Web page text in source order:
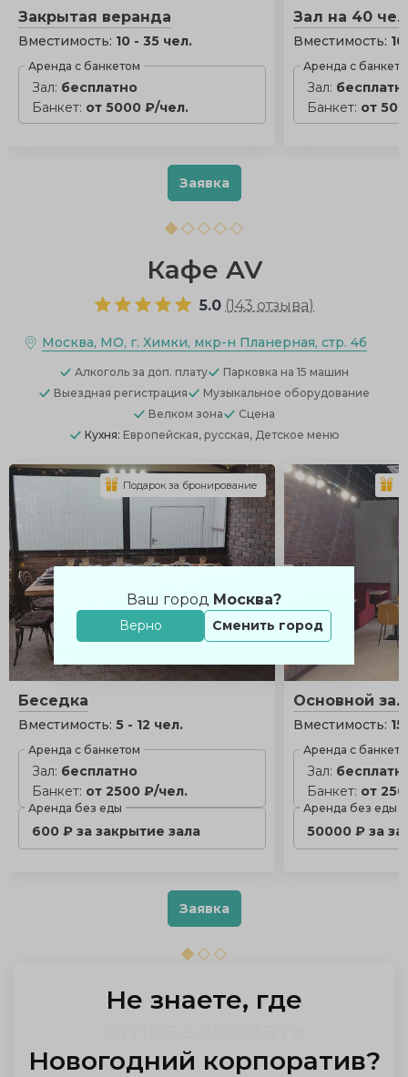
Ваш город Москва?
Верно Сменить город
Закрытая веранда
Вместимость: 10 - 35 чел.
Аренда с банкетом
Зал: бесплатно
Банкет: от 5000 ₽/чел.
Зал на 40
Вместимость:
Аренда с
Зал:
Банкет: от
Заявка
Кафе AV
5.0 (143 отзыва)
Москва, МО, г. Химки, мкр-н Планерная, стр. 4б
Алкоголь за доп. плату Парковка на 15 машин
Выездная регистрация
Музыкальное оборудование
Велком зона
Сцена
Кухня: Европейская, русская, Детское меню
Беседка
Вместимость: 5 - 12 чел.
Аренда с банкетом
Зал: бесплатно
Банкет: от 2500 ₽/чел.
Аренда без еды
600 ₽ за закрытие зала
Подарок за бронирование
Основной зал
Вместимость:
Аренда с
Зал:
Банкет: от
Аренда без еды
50000 ₽ за
Заявка
Не знаете, где
Новогодний корпоратив?